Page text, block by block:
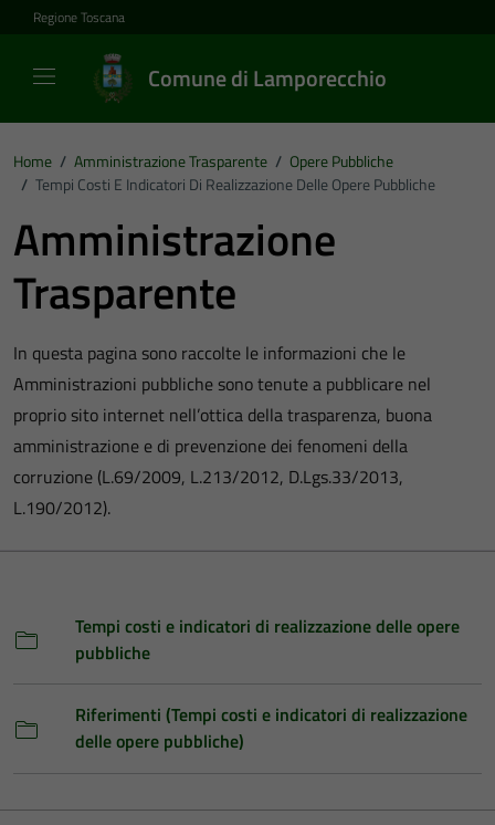
Vai ai contenuti
Vai al footer
Regione Toscana
Comune di Lamporecchio
Home / Amministrazione Trasparente / Opere Pubbliche
/ Tempi Costi E Indicatori Di Realizzazione Delle Opere Pubbliche
Amministrazione
Trasparente
In questa pagina sono raccolte le informazioni che le
Amministrazioni pubbliche sono tenute a pubblicare nel
proprio sito internet nell’ottica della trasparenza, buona
amministrazione e di prevenzione dei fenomeni della
corruzione (L.69/2009, L.213/2012, D.Lgs.33/2013,
L.190/2012).
Tempi costi e indicatori di realizzazione delle opere
pubbliche
Riferimenti (Tempi costi e indicatori di realizzazione
delle opere pubbliche)